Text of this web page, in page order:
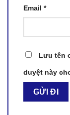
Email *
Lưu tên
duyệt này